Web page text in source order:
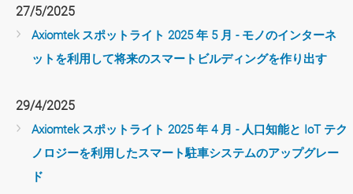
27/5/2025
Axiomtek スポットライト 2025 年 5 月 - モノのインターネ
ットを利用して将来のスマートビルディングを作り出す
29/4/2025
Axiomtek スポットライト 2025 年 4 月 - 人口知能と IoT テク
ノロジーを利用したスマート駐車システムのアップグレー
ド